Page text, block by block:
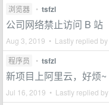
浏览器 • tsfzl
公司网络禁止访问 B 站
Aug 3, 2019 • Lastly replied by
程序员 • tsfzl
新项目上阿里云，好烦~
Jul 16, 2019 • Lastly replied by